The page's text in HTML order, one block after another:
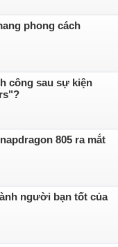
phong cách
công sau sự kiện
805 ra mắt
người bạn tốt của